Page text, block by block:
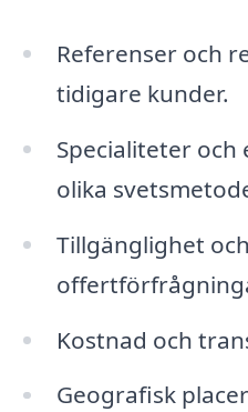
Referenser och
tidigare kunder.
Specialiteter
olika
Tillgänglighet
Kostnad och
Geografisk